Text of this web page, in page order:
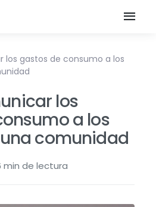
los gastos de consumo a los
los
a los
comunidad
min de lectura